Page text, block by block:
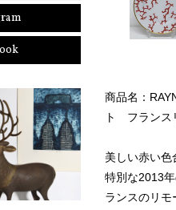
商品名：
ト フランス
美しい赤い色
特別な2013
ランスのリモ